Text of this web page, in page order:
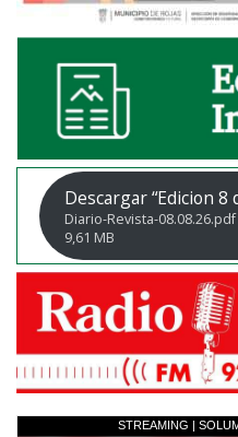
Descargar “Edicion 8
Diario-Revista-
9,61 MB